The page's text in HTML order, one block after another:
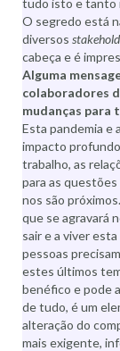
O segredo está
diversos
cabeça e é
Alguma
colaboradores
mudanças para
Esta pandemia e
impacto
trabalho, as
para as questões
nos são
que se agravará
sair e a viver esta
pessoas
estes últimos
benéfico e pode
de tudo, é um
alteração do
mais exigente,